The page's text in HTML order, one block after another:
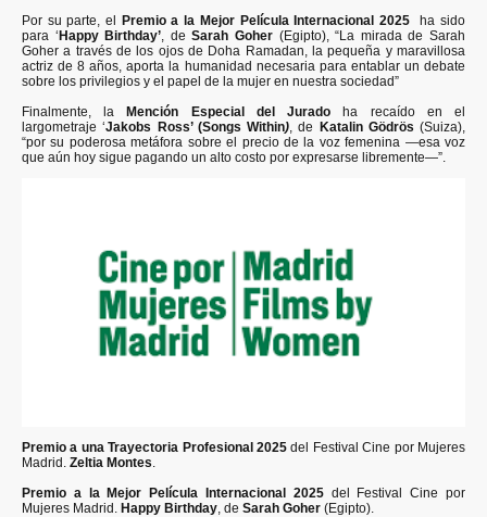
Por su parte, el
Premio a la Mejor Película Internacional 2025ha sido
para ‘ Happy Birthday’, de Sarah Goher (Egipto), “La mirada de Sarah
Goher a través de los ojos de Doha Ramadan, la pequeña y maravillosa
actriz de 8 años, aporta la humanidad necesaria para entablar un debate
sobre los privilegios y el papel de la mujer en nuestra sociedad”
Finalmente, la
Mención Especial del Jurado ha recaído en el
largometraje ‘Jakobs Ross’ (Songs Within), de Katalin Gödrös (Suiza),
“por su poderosa metáfora sobre el precio de la voz femenina —esa voz
que aún hoy sigue pagando un alto costo por expresarse libremente—”.
Premio a una Trayectoria Profesional 2025 del Festival Cine por Mujeres
Madrid. Zeltia Montes
Premio a la Mejor Película Internacional 2025del Festival Cine por
Mujeres Madrid. Happy Birthday , de Sarah Goher (Egipto).